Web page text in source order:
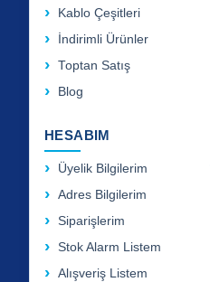
Kablo Çeşitleri
İndirimli Ürünler
Toptan Satış
Blog
HESABIM
Üyelik Bilgilerim
Adres Bilgilerim
Siparişlerim
Stok Alarm Listem
Alışveriş Listem